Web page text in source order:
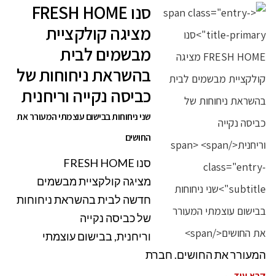
סנו FRESH HOME
מציגה קולקציית
מבשמים לבית
בהשראת ניחוחות של
כביסה נקייה וריחנית
שני ניחוחות בבישום עוצמתי המעורר את
החושים
סנו FRESH HOME
מציגה קולקציית מבשמים
חדשה לבית בהשראת ניחוחות
של כביסה נקייה
וריחנית, בבישום עוצמתי
המעורר את החושים. חברת